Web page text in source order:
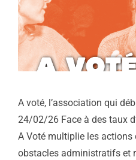
A voté, l’association qui
24/02/26 Face à des taux
A Voté multiplie les actions
obstacles administratifs et